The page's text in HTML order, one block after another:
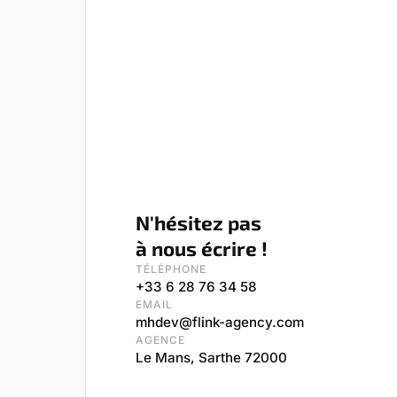
N'hésitez pas
à nous écrire !
TÉLÉPHONE
+33 6 28 76 34 58
EMAIL
mhdev@flink-agency.com
AGENCE
Le Mans, Sarthe 72000